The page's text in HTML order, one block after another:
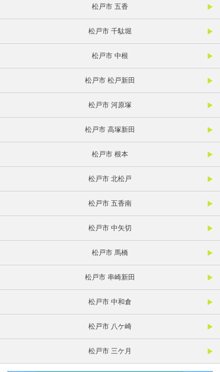
松戸市 五香
松戸市 千駄堀
松戸市 中根
松戸市 松戸新田
松戸市 河原塚
松戸市 高塚新田
松戸市 根本
松戸市 北松戸
松戸市 五香南
松戸市 中矢切
松戸市 馬橋
松戸市 串崎新田
松戸市 中和倉
松戸市 八ケ崎
松戸市 三ケ月